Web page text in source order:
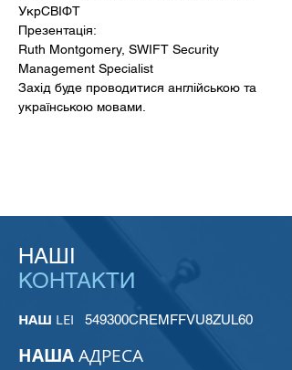
УкрСВІФТ
Презентація:
Ruth Montgomery, SWIFT Security
Management Specialist
Захід буде проводитися англійською та
українською мовами.
НАШІ
КОНТАКТИ
НАШ LEI 549300CREMFFVU8ZUL60
НАШААДРЕСА